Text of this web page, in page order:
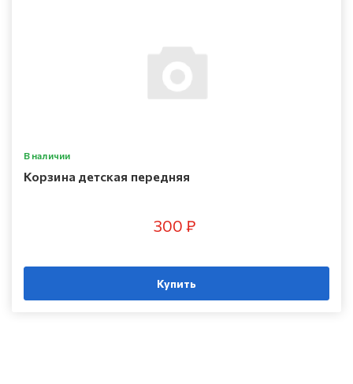
В наличии
Корзина детская передняя
300 ₽
Купить